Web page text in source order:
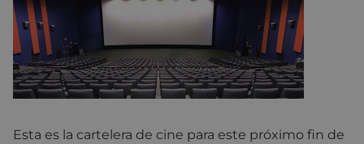
Esta es la cartelera de cine para este próximo fin de